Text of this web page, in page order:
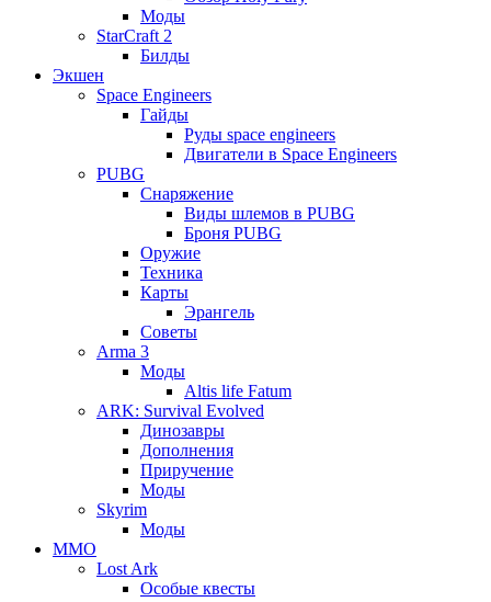
Моды
StarCraft 2
Билды
Экшен
Space Engineers
Гайды
Руды space engineers
Двигатели в Space Engineers
PUBG
Снаряжение
Виды шлемов в PUBG
Броня PUBG
Оружие
Техника
Карты
Эрангель
Советы
Arma 3
Моды
Altis life Fatum
ARK: Survival Evolved
Динозавры
Дополнения
Приручение
Моды
Skyrim
Моды
ММО
Lost Ark
Особые квесты